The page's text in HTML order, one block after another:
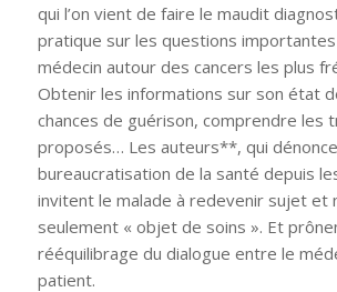
qui l’on vient de faire le maudit
pratique sur les questions
médecin autour des cancers les plus
Obtenir les informations sur son état
chances de guérison, comprendre les
proposés… Les auteurs**, qui
bureaucratisation de la santé depuis
invitent le malade à redevenir sujet et
seulement « objet de soins ». Et
rééquilibrage du dialogue entre le
patient.